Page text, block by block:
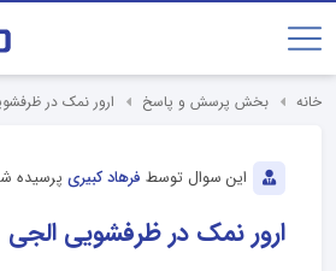
خانه بخش پرسش و پاسخ ارور نمک در
این سوال توسط فرهاد کبیری پرسیده
ارور نمک در ظرفشویی الجی